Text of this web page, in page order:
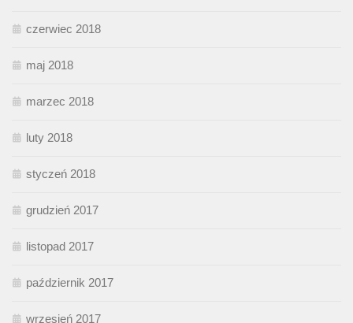
czerwiec 2018
maj 2018
marzec 2018
luty 2018
styczeń 2018
grudzień 2017
listopad 2017
październik 2017
wrzesień 2017